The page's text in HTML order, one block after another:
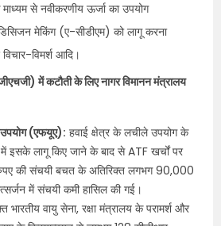
से नवीकरणीय ऊर्जा का उपयोग
डिसिजन मेकिंग (ए-सीडीएम) को लागू करना
विमर्श आदि।
में कटौती के लिए नागर विमानन मंत्रालय
उपयोग (एफयूए): हवाई क्षेत्र के लचीले उपयोग के
लागू किए जाने के बाद से ATF खर्चों पर
की संचयी बचत के अतिरिक्त लगभग 90,000
में संचयी कमी हासिल की गई।
भारतीय वायु सेना, रक्षा मंत्रालय के परामर्श और